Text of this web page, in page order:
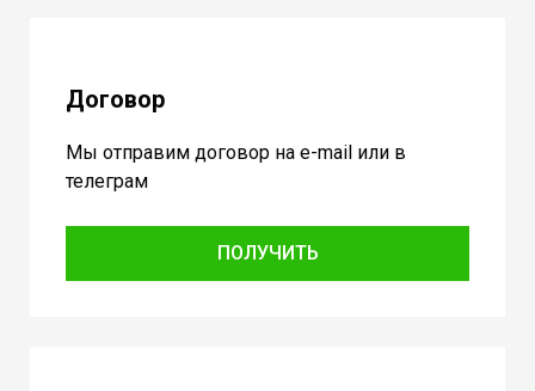
Договор
Мы отправим договор на e-mail или в
телеграм
ПОЛУЧИТЬ